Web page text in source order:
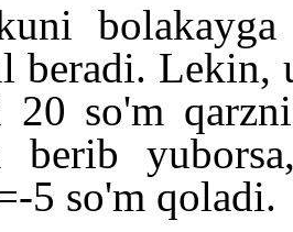
beradi. Lekin,
20 so'm
berib
-5 so'm qoladi.